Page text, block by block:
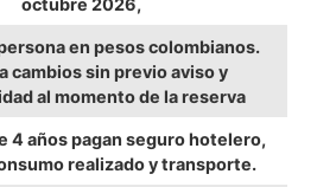
en pesos colombianos.
cambios sin previo aviso y
al momento de la reserva
4 años pagan seguro hotelero,
realizado y transporte.